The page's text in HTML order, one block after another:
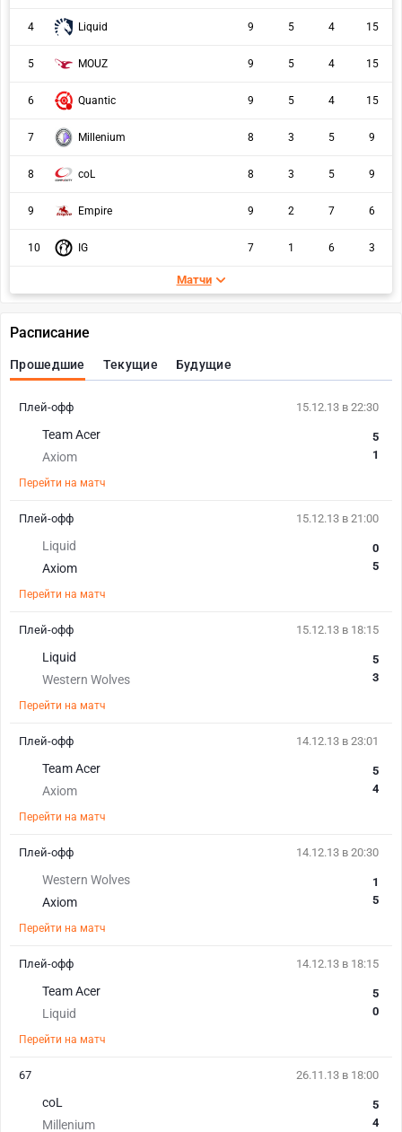
4 Liquid 9 5 4 15
5 MOUZ 9 5 4 15
6 Quantic 9 5 4 15
7 Millenium 8 3 5 9
8 coL 8 3 5 9
9 Empire 9 2 7 6
10 IG 7 1 6 3
Матчи
Расписание
Прошедшие Текущие Будущие
15.12.13 в 22:30
Team Acer
Axiom
5
1
Перейти на матч
Плей-офф
15.12.13 в 21:00
Liquid
Axiom
0
5
Перейти на матч
Плей-офф
15.12.13 в 18:15
Liquid
Western Wolves
5
3
Перейти на матч
Плей-офф
14.12.13 в 23:01
Team Acer
Axiom
5
4
Перейти на матч
Плей-офф
14.12.13 в 20:30
Western Wolves
Axiom
1
5
Перейти на матч
Плей-офф
14.12.13 в 18:15
Team Acer
Liquid
5
0
Перейти на матч
Плей-офф
26.11.13 в 18:00
coL
Millenium
5
4
67